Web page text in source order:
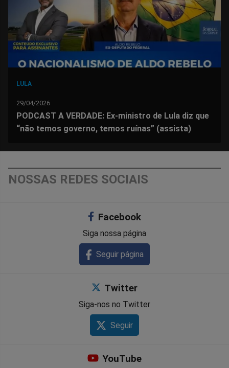
LULA
29/04/2026
PODCAST A VERDADE: Ex-ministro de Lula diz que
“não temos governo, temos ruínas” (assista)
NOSSAS REDES SOCIAIS
Facebook
Siga nossa página
Seguir página
Twitter
Siga-nos no Twitter
Seguir
YouTube